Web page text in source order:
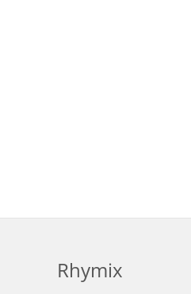
Rhymix